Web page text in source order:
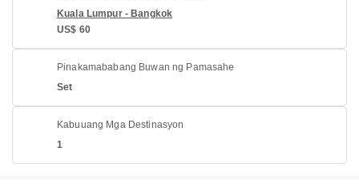
Kuala Lumpur - Bangkok
US$ 60
Pinakamababang Buwan ng Pamasahe
Set
Kabuuang Mga Destinasyon
1